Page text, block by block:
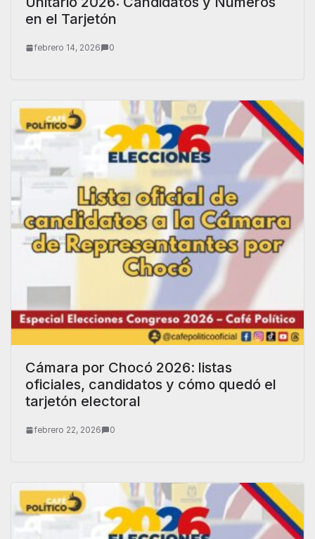
en el Tarjetón
febrero 14, 2026 0
Cámara por Chocó 2026: listas
oficiales, candidatos y cómo quedó el
tarjetón electoral
febrero 22, 2026 0